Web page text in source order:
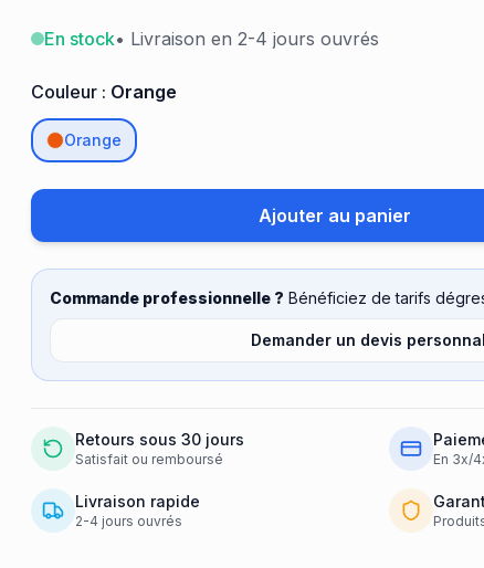
En stock• Livraison en 2-4 jours ouvrés
Couleur : Orange
Orange
Ajouter au panier
Commande professionnelle ? Bénéficiez de tarifs
Demander un devis
Retours sous 30 jours
Satisfait ou remboursé En 3x/
Livraison rapide
2-4 jours ouvrés